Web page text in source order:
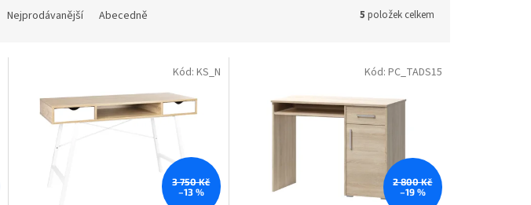
Nejprodávanější Abecedně 5 položek celkem
3 750 Kč
–13 %
Kód: KS_N
2 800 Kč
–19 %
Kód: PC_TADS15